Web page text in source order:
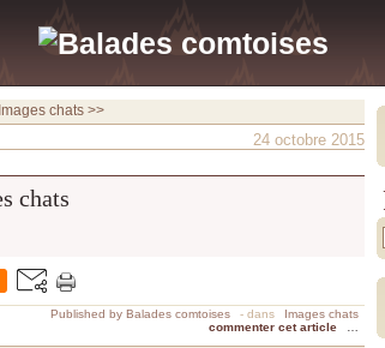
Images chats >>
24 octobre 2015
Published by Balades comtoises - dans
Images chats
commenter cet article